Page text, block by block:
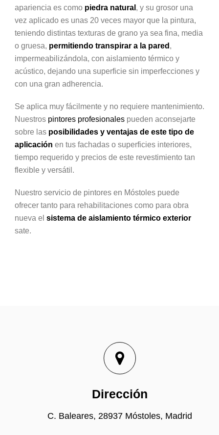
apariencia es como piedra natural , y su grosor una
vez aplicado es unas 20 veces mayor que la pintura,
teniendo distintas texturas de grano ya sea fina, media
o gruesa, permitiendo transpirar a la pared ,
impermeabilizándola, con aislamiento térmico y
acústico, dejando una superficie sin imperfecciones y
con una gran adherencia.
Se aplica muy fácilmente y no requiere mantenimiento.
Nuestros pintores profesionales pueden aconsejarte
sobre las posibilidades y ventajas de este tipo de
aplicación en tus fachadas o superficies interiores,
tiempo requerido y precios de este revestimiento tan
flexible y versátil.
Nuestro servicio de pintores en Móstoles puede
ofrecer tanto para rehabilitaciones como para obra
nueva el sistema de aislamiento térmico exterior
sate.
Dirección
C. Baleares, 28937 Móstoles, Madrid